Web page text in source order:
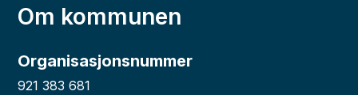
Om kommunen
Organisasjonsnummer
921 383 681